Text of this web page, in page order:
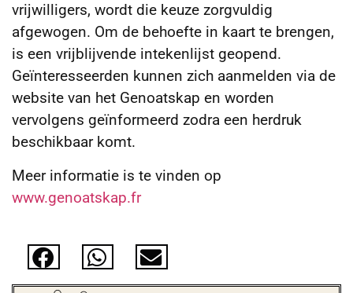
vrijwilligers, wordt die keuze zorgvuldig
afgewogen. Om de behoefte in kaart te brengen,
is een vrijblijvende intekenlijst geopend.
Geïnteresseerden kunnen zich aanmelden via de
website van het Genoatskap en worden
vervolgens geïnformeerd zodra een herdruk
beschikbaar komt.
Meer informatie is te vinden op
www.genoatskap.fr